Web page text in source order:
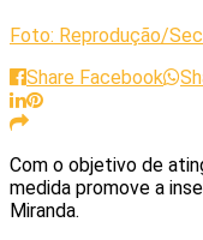
Foto: Reprodução/
Share Facebook
Com o objetivo de
medida promove a
Miranda.